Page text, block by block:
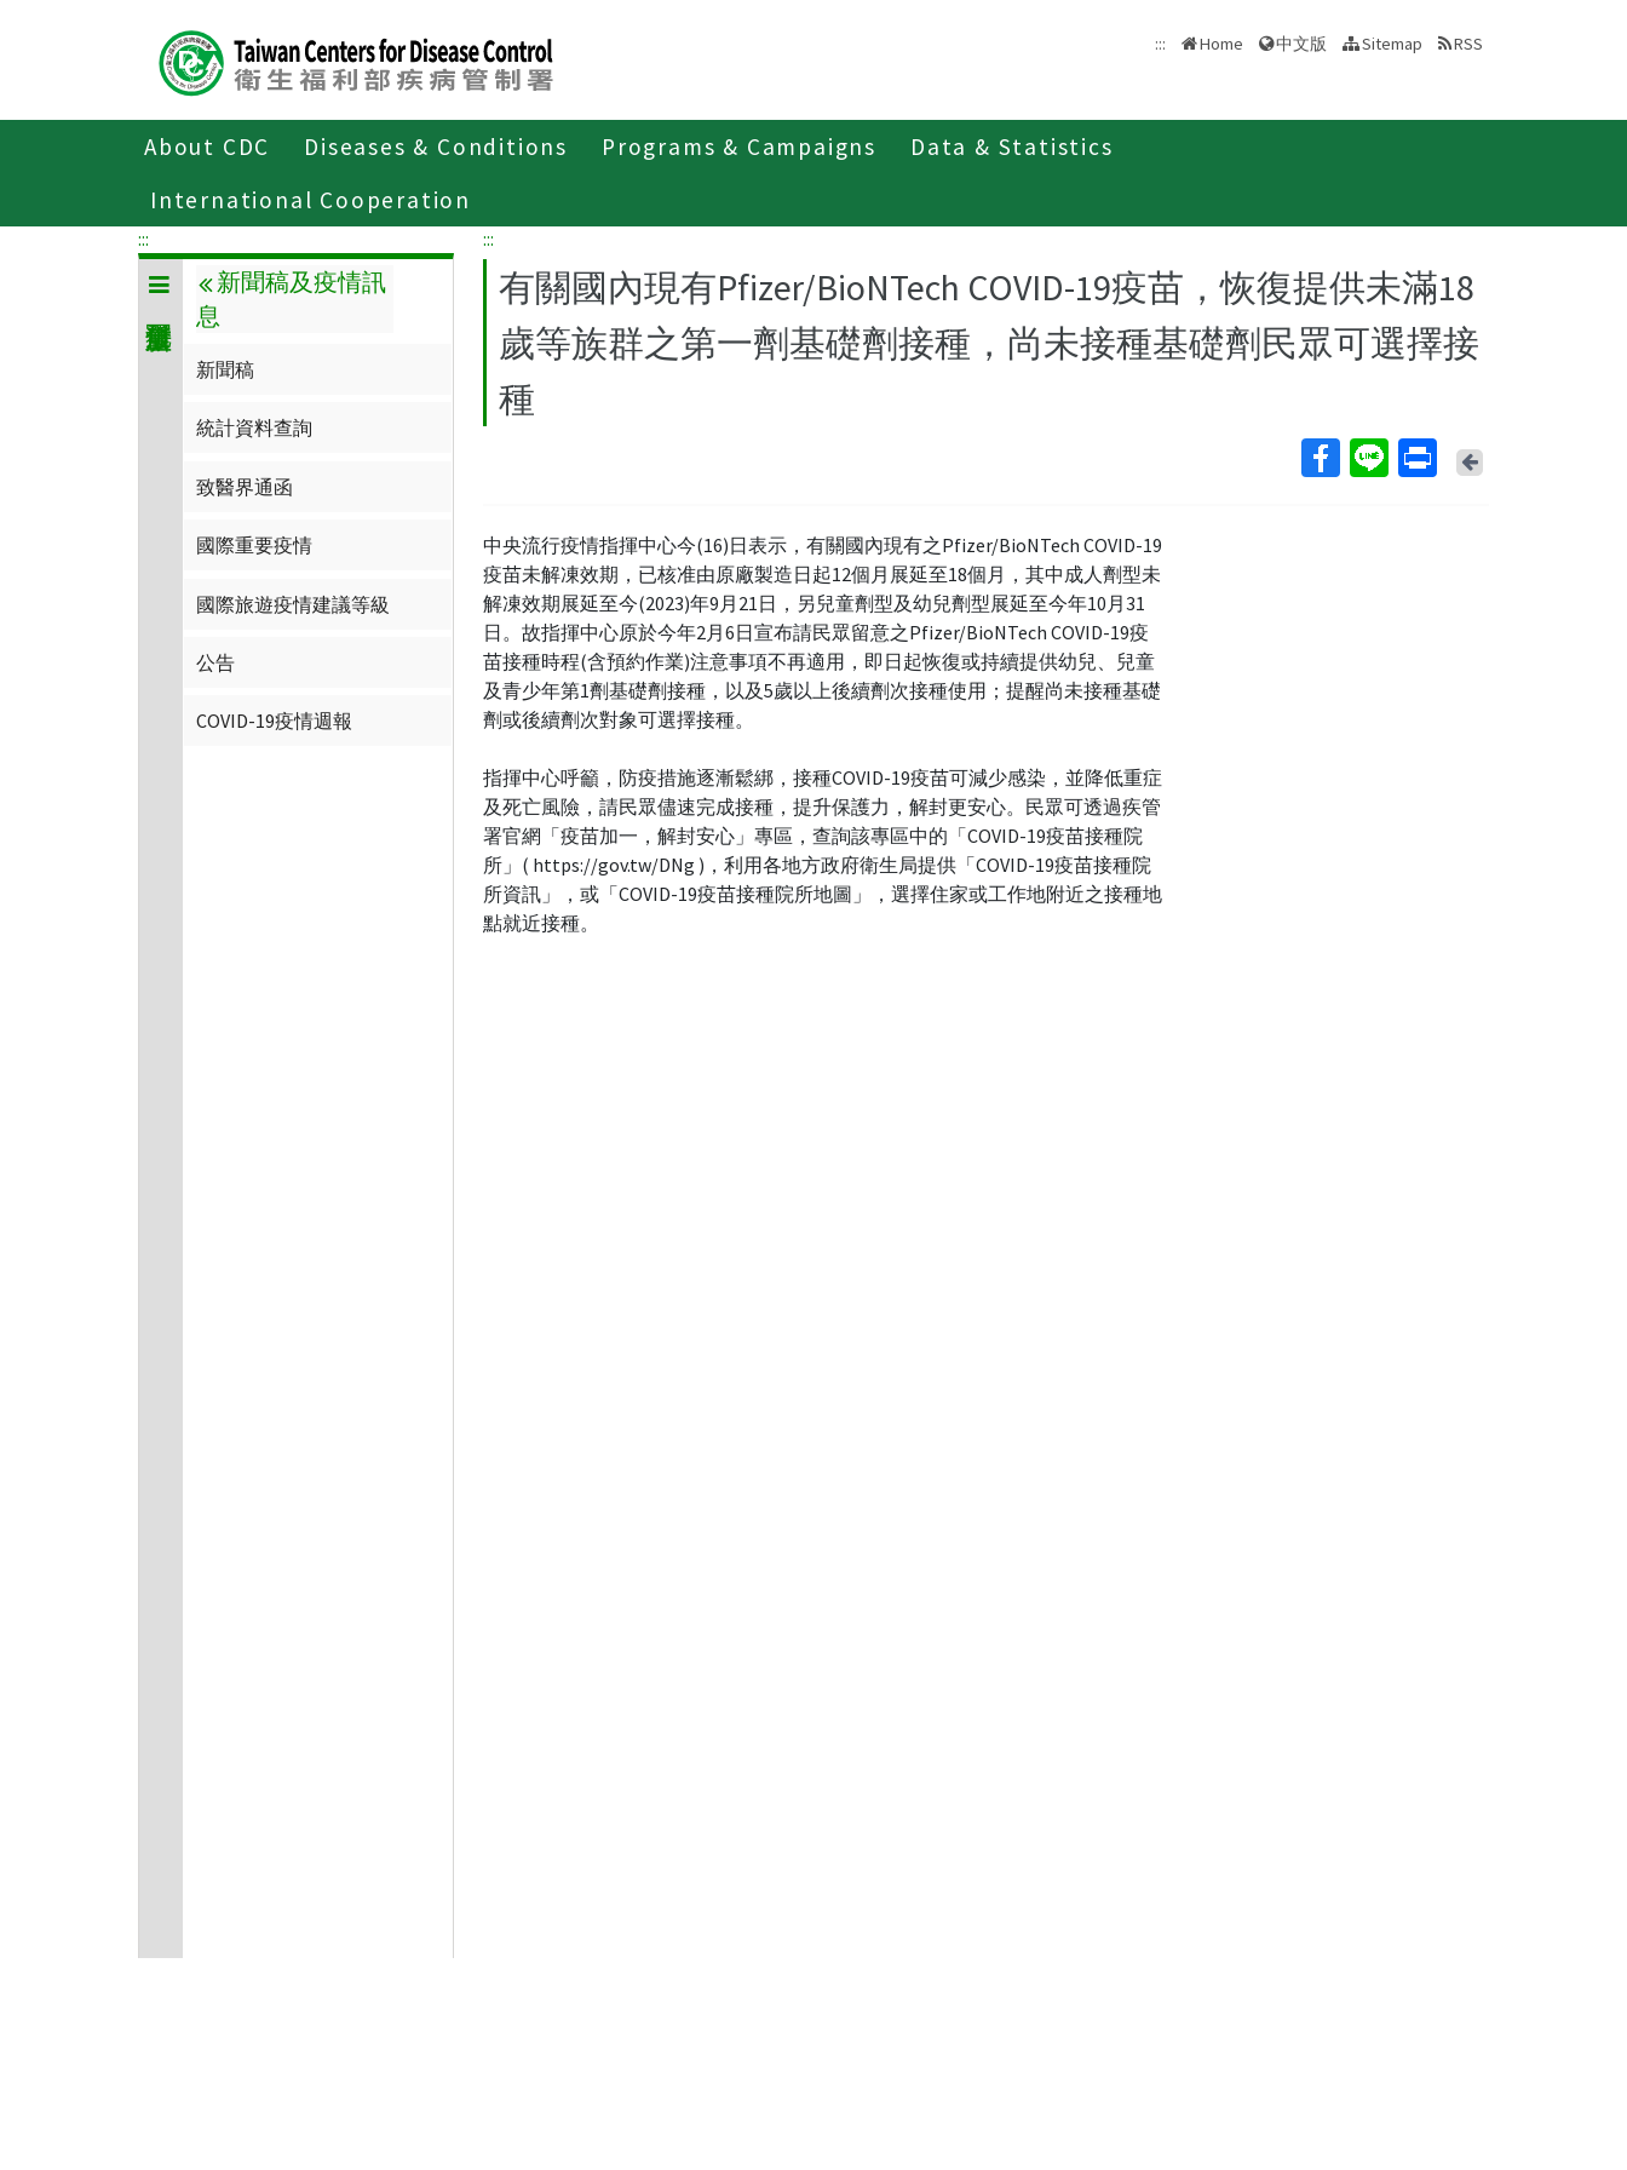
::: Home 中文版 Sitemap RSS
About CDC Diseases & Conditions Programs & Campaigns
Data & Statistics
International Cooperation
傳染病與防疫專題
:::
新聞稿及疫情訊
息
新聞稿
統計資料查詢
致醫界通函
國際重要疫情
國際旅遊疫情建議等級
公告
COVID-19疫情週報
:::
有關國內現有Pfizer/BioNTech COVID-19疫苗，恢復提供未滿18
歲等族群之第一劑基礎劑接種，尚未接種基礎劑民眾可選擇接
種
Back
中央流行疫情指揮中心今(16)日表示，有關國內現有之Pfizer/BioNTech COVID-19
疫苗未解凍效期，已核准由原廠製造日起12個月展延至18個月，其中成人劑型未
解凍效期展延至今(2023)年9月21日，另兒童劑型及幼兒劑型展延至今年10月31
日。故指揮中心原於今年2月6日宣布請民眾留意之Pfizer/BioNTech COVID-19疫
苗接種時程(含預約作業)注意事項不再適用，即日起恢復或持續提供幼兒、兒童
及青少年第1劑基礎劑接種，以及5歲以上後續劑次接種使用；提醒尚未接種基礎
劑或後續劑次對象可選擇接種。
指揮中心呼籲，防疫措施逐漸鬆綁，接種COVID-19疫苗可減少感染，並降低重症
及死亡風險，請民眾儘速完成接種，提升保護力，解封更安心。民眾可透過疾管
署官網「疫苗加一，解封安心」專區，查詢該專區中的「COVID-19疫苗接種院
所」( https://gov.tw/DNg )，利用各地方政府衛生局提供「COVID-19疫苗接種院
所資訊」，或「COVID-19疫苗接種院所地圖」，選擇住家或工作地附近之接種地
點就近接種。